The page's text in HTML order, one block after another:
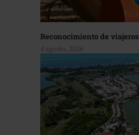
Reconocimiento de viajeros
4 agosto, 2026